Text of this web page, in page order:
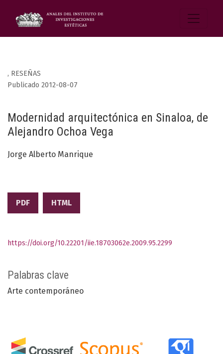
, RESEÑAS
Modernidad arquitectónica en Sinaloa, de
Alejandro Ochoa Vega
Publicado 2012-08-07
Jorge Alberto Manrique
PDF HTML
Palabras clave
Arte contemporáneo
https://doi.org/10.22201/iie.18703062e.2009.95.2299